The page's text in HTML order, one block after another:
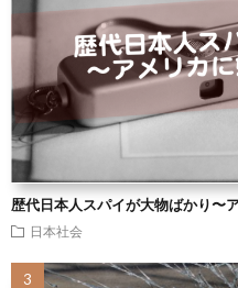
歴代日本人スパイが大物ばかり〜
日本社会